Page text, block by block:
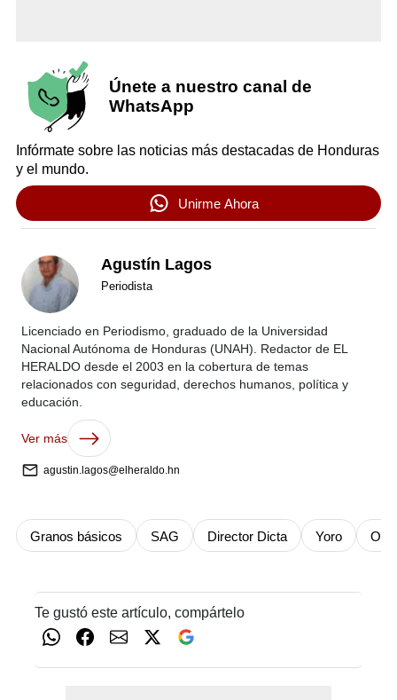
Únete a nuestro canal de
WhatsApp
Infórmate sobre las noticias más destacadas de Honduras
y el mundo.
Unirme Ahora
Agustín Lagos
Periodista
Licenciado en Periodismo, graduado de la Universidad
Nacional Autónoma de Honduras (UNAH). Redactor de EL
HERALDO desde el 2003 en la cobertura de temas
relacionados con seguridad, derechos humanos, política y
educación.
Ver más
agustin.lagos@elheraldo.hn
Granos básicos SAG Director Dicta Yoro
Te gustó este artículo, compártelo